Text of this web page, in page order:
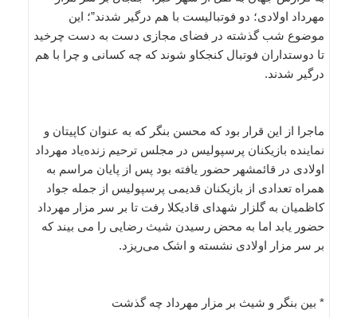
مهرداد اولادی؛ دو فوتبالیست با هم درگیر شدند”؛ این
موضوع شب گذشته در فضای مجازی دست به دست چرخید
تا دوستداران فوتبال کنجکاو شوند که چه کسانی و چرا با هم
درگیر شدند.
ماجرا از این قرار بود که محسن بنگر که به عنوان کاپیتان و
نماینده بازیکنان پرسپولیس در مجلس ترحیم زنده‌یاد مهرداد
اولادی در قائمشهر حضور یافته بود پس از پایان مراسم به
همراه تعدادی از بازیکنان قدیمی پرسپولیس از جمله جواد
کاظمیان به گلزار شهدای قادیکلا رفت تا بر سر مزار مهرداد
حضور یابد اما به محض رسیدن شیث رضایی را می بیند که
بر سر مزار اولادی نشسته و اشک می‌ریزد.
* بین بنگر و شیث بر مزار مهرداد چه گذشت